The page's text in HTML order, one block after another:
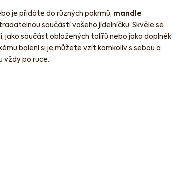
je přidáte do různých pokrmů, mandle
součástí vašeho jídelníčku. Skvěle se
jako součást obložených talířů nebo jako doplněk
balení si je můžete vzít kamkoliv s sebou a
vždy po ruce.